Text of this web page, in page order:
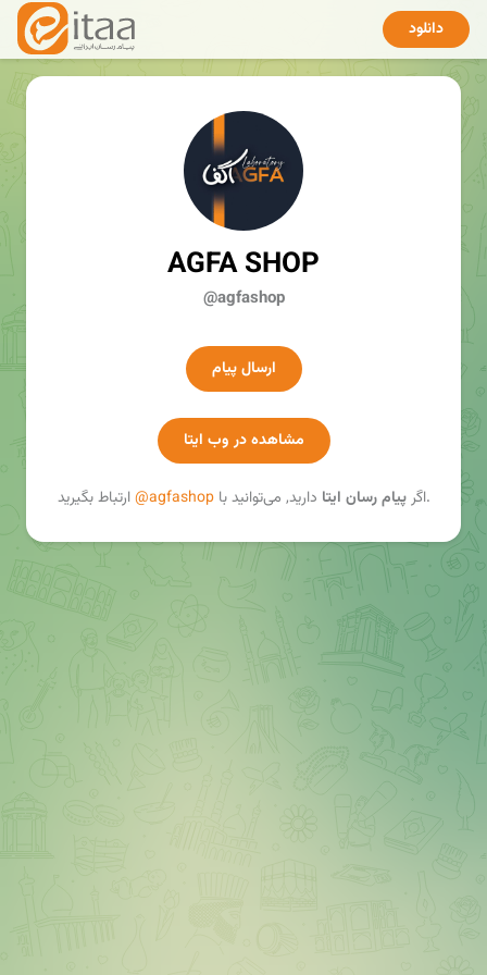
دانلود
AGFA SHOP
@agfashop
ارسال پیام
مشاهده در وب ایتا
اگرپیام رسان ایتا دارید, می‌توانید با@agfashop ارتباط بگیرید.